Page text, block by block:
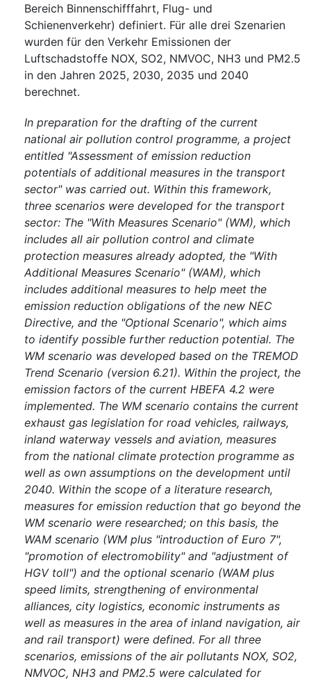
Bereich Binnenschifffahrt, Flug- und
Schienenverkehr) definiert. Für alle drei Szenarien
wurden für den Verkehr Emissionen der
Luftschadstoffe NOX, SO2, NMVOC, NH3 und PM2.5
in den Jahren 2025, 2030, 2035 und 2040
berechnet.
In preparation for the drafting of the current
national air pollution control programme, a project
entitled "Assessment of emission reduction
potentials of additional measures in the transport
sector" was carried out. Within this framework,
three scenarios were developed for the transport
sector: The "With Measures Scenario" (WM), which
includes all air pollution control and climate
protection measures already adopted, the "With
Additional Measures Scenario" (WAM), which
includes additional measures to help meet the
emission reduction obligations of the new NEC
Directive, and the "Optional Scenario", which aims
to identify possible further reduction potential. The
WM scenario was developed based on the TREMOD
Trend Scenario (version 6.21). Within the project, the
emission factors of the current HBEFA 4.2 were
implemented. The WM scenario contains the current
exhaust gas legislation for road vehicles, railways,
inland waterway vessels and aviation, measures
from the national climate protection programme as
well as own assumptions on the development until
2040. Within the scope of a literature research,
measures for emission reduction that go beyond the
WM scenario were researched; on this basis, the
WAM scenario (WM plus "introduction of Euro 7",
"promotion of electromobility" and "adjustment of
HGV toll") and the optional scenario (WAM plus
speed limits, strengthening of environmental
alliances, city logistics, economic instruments as
well as measures in the area of inland navigation, air
and rail transport) were defined. For all three
scenarios, emissions of the air pollutants NOX, SO2,
NMVOC, NH3 and PM2.5 were calculated for